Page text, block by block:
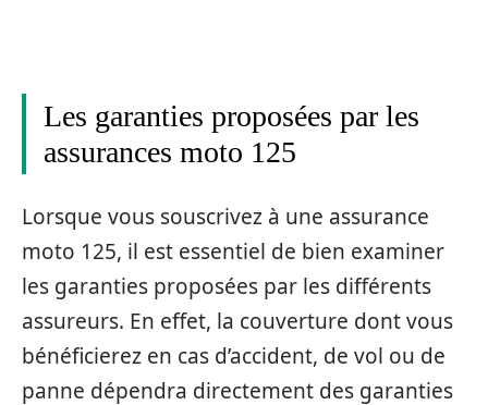
Les garanties proposées par les
assurances moto 125
Lorsque vous souscrivez à une assurance
moto 125, il est essentiel de bien examiner
les garanties proposées par les différents
assureurs. En effet, la couverture dont vous
bénéficierez en cas d’accident, de vol ou de
panne dépendra directement des garanties